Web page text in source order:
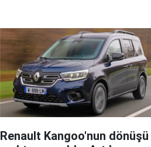
Renault Kangoo'nun dönüşü